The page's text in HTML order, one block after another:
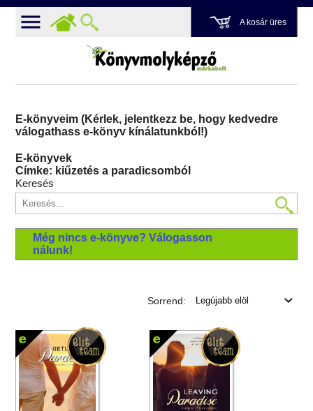
A kosár üres
E-könyveim (Kérlek, jelentkezz be, hogy kedvedre
válogathass e-könyv kínálatunkból!)
E-könyvek
Címke: kiűzetés a paradicsomból
Keresés
Még nincs e-könyve? Válogasson
nálunk!
Sorrend: